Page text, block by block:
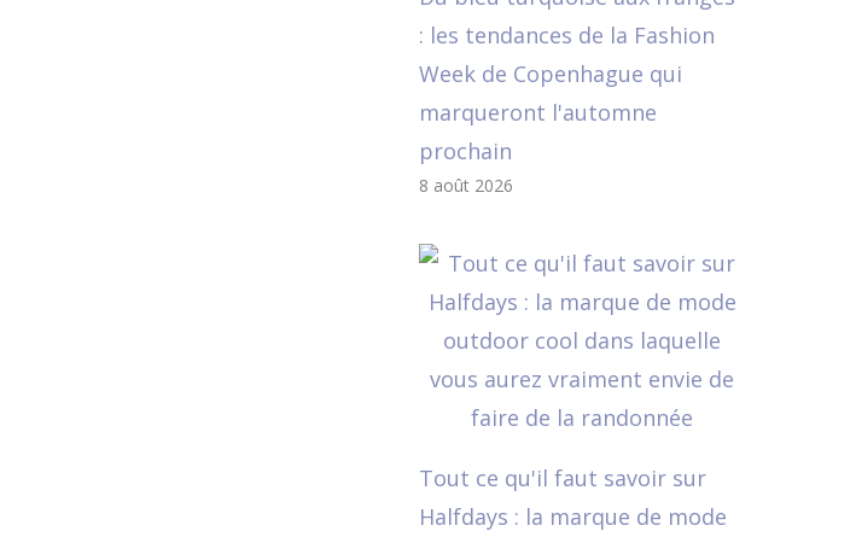
: les tendances de la Fashion
Week de Copenhague qui
marqueront l'automne
prochain
8 août 2026
Tout ce qu'il faut savoir sur
Halfdays : la marque de mode